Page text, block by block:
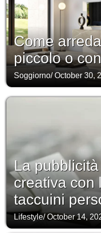
Come
piccolo o
Soggiorno/October 30,
La
creativa con
taccuini
Lifestyle/October 14,